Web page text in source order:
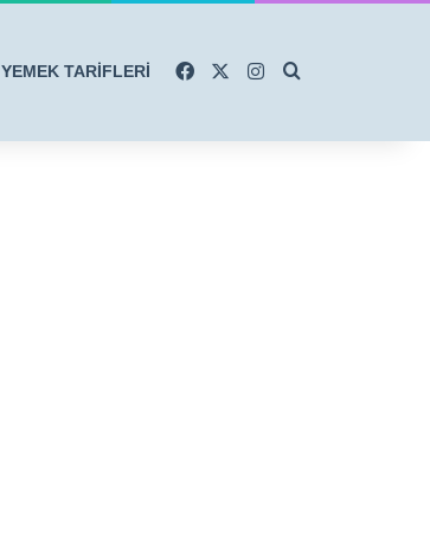
YEMEK TARİFLERİ FacebookInstagram